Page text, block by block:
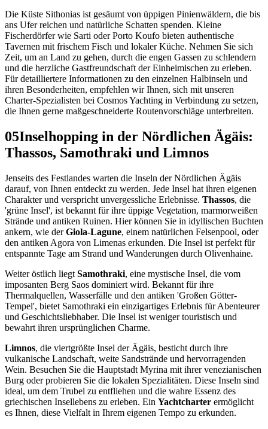
Die Küste Sithonias ist gesäumt von üppigen Pinienwäldern, die bis
ans Ufer reichen und natürliche Schatten spenden. Kleine
Fischerdörfer wie Sarti oder Porto Koufo bieten authentische
Tavernen mit frischem Fisch und lokaler Küche. Nehmen Sie sich
Zeit, um an Land zu gehen, durch die engen Gassen zu schlendern
und die herzliche Gastfreundschaft der Einheimischen zu erleben.
Für detailliertere Informationen zu den einzelnen Halbinseln und
ihren Besonderheiten, empfehlen wir Ihnen, sich mit unseren
Charter-Spezialisten bei Cosmos Yachting in Verbindung zu setzen,
die Ihnen gerne maßgeschneiderte Routenvorschläge unterbreiten.
05Inselhopping in der Nördlichen Ägäis:
Thassos, Samothraki und Limnos
Jenseits des Festlandes warten die Inseln der Nördlichen Ägäis
darauf, von Ihnen entdeckt zu werden. Jede Insel hat ihren eigenen
Charakter und verspricht unvergessliche Erlebnisse. Thassos, die
'grüne Insel', ist bekannt für ihre üppige Vegetation, marmorweißen
Strände und antiken Ruinen. Hier können Sie in idyllischen Buchten
ankern, wie derGiola-Lagune, einem natürlichen Felsenpool, oder
den antiken Agora von Limenas erkunden. Die Insel ist perfekt für
entspannte Tage am Strand und Wanderungen durch Olivenhaine.
Weiter östlich liegt Samothraki, eine mystische Insel, die vom
imposanten Berg Saos dominiert wird. Bekannt für ihre
Thermalquellen, Wasserfälle und den antiken 'Großen Götter-
Tempel', bietet Samothraki ein einzigartiges Erlebnis für Abenteurer
und Geschichtsliebhaber. Die Insel ist weniger touristisch und
bewahrt ihren ursprünglichen Charme.
Limnos, die viertgrößte Insel der Ägäis, besticht durch ihre
vulkanische Landschaft, weite Sandstrände und hervorragenden
Wein. Besuchen Sie die Hauptstadt Myrina mit ihrer venezianischen
Burg oder probieren Sie die lokalen Spezialitäten. Diese Inseln sind
ideal, um dem Trubel zu entfliehen und die wahre Essenz des
griechischen Insellebens zu erleben. Ein Yachtcharter ermöglicht
es Ihnen, diese Vielfalt in Ihrem eigenen Tempo zu erkunden.